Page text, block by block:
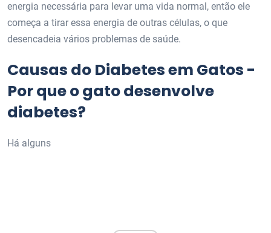
energia necessária para levar uma vida normal, então ele
começa a tirar essa energia de outras células, o que
desencadeia vários problemas de saúde.
Causas do Diabetes em Gatos -
Por que o gato desenvolve
diabetes?
Há alguns